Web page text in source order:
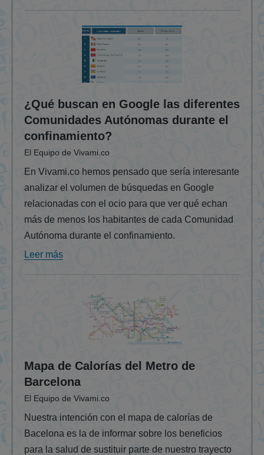
¿Qué buscan en Google las diferentes
Comunidades Autónomas durante el
confinamiento?
El Equipo de Vivami.co
En Vivami.co hemos pensado que sería interesante
analizar el volumen de búsquedas en Google
relacionadas con el ocio para que ver qué echan
más de menos los habitantes de cada Comunidad
Autónoma durante el confinamiento.
Leer más
Mapa de Calorías del Metro de
Barcelona
El Equipo de Vivami.co
Nuestra intención con el mapa de calorías de
Bacelona es la de informar sobre los beneficios
para la salud de sustituir parte de nuestro trayecto